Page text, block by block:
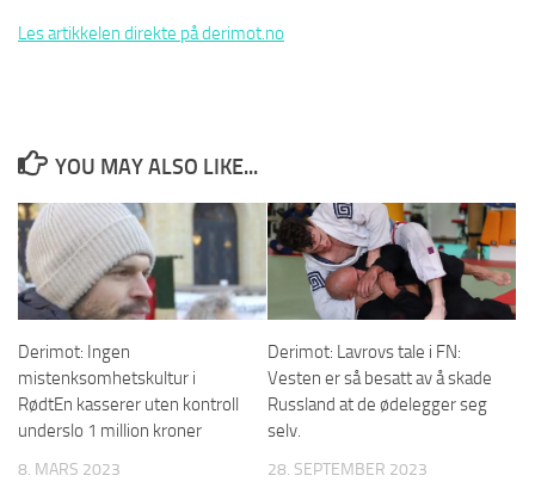
Les artikkelen direkte på derimot.no
YOU MAY ALSO LIKE...
Derimot: Ingen
mistenksomhetskultur i
RødtEn kasserer uten kontroll
underslo 1 million kroner
8. MARS 2023
Derimot: Lavrovs tale i FN:
Vesten er så besatt av å skade
Russland at de ødelegger seg
selv.
28. SEPTEMBER 2023